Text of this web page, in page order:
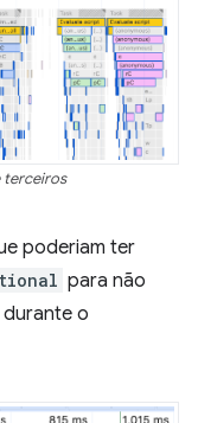
terceiros
poderiam ter
para não
o